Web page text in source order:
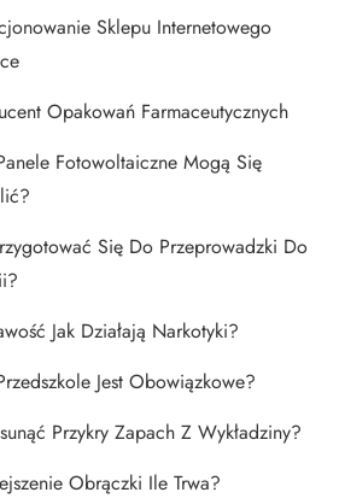
Sklepu Internetowego
Opakowań Farmaceutycznych
Fotowoltaiczne Mogą Się
Się Do Przeprowadzki Do
Jak Działają Narkotyki?
Jest Obowiązkowe?
Przykry Zapach Z Wykładziny?
Obrączki Ile Trwa?